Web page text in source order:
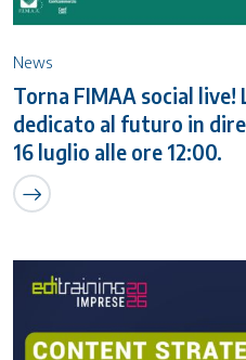
News
Torna FIMAA social
dedicato al futuro in
16 luglio alle ore 12:00.